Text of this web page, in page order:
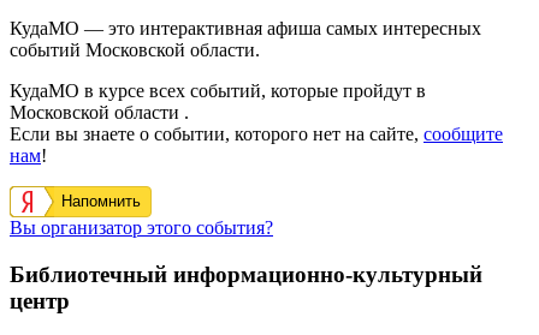
КудаМО — это интерактивная афиша самых интересных
событий Московской области.
КудаМО в курсе всех событий, которые пройдут в
Московской области .
Если вы знаете о событии, которого нет на сайте, сообщите
нам!
Напомнить
Вы организатор этого события?
Библиотечный информационно-культурный
центр